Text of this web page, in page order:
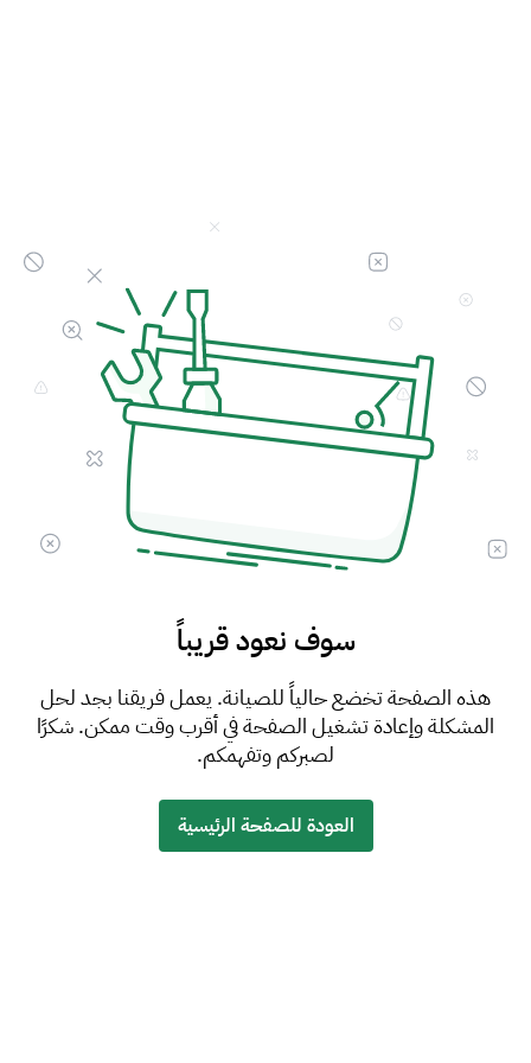
سوف نعود قريباً
هذه الصفحة تخضع حالياً للصيانة. يعمل فريقنا بجد لحل
المشكلة وإعادة تشغيل الصفحة في أقرب وقت ممكن. شكرًا
لصبركم وتفهمكم.
العودة للصفحة الرئيسية